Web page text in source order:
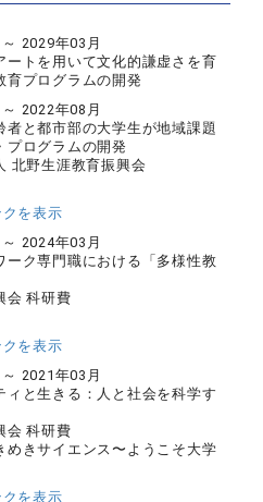
2029年03月
ートを用いて文化的謙虚さを育
育プログラムの開発
2022年08月
者と都市部の大学生が地域課題
プログラムの開発
北野生涯教育振興会
を表示
2024年03月
ーク専門職における「多様性教
会 科研費
を表示
2021年03月
ィと生きる：人と社会を科学す
会 科研費
きサイエンス〜ようこそ大学
を表示